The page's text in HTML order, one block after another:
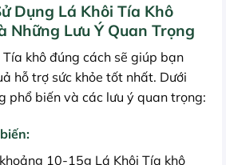
Dụng Lá Khôi Tía Khô
Những Lưu Ý Quan Trọng
Tía khô đúng cách sẽ giúp bạn
hỗ trợ sức khỏe tốt nhất. Dưới
phổ biến và các lưu ý quan trọng:
10-15g Lá Khôi Tía khô